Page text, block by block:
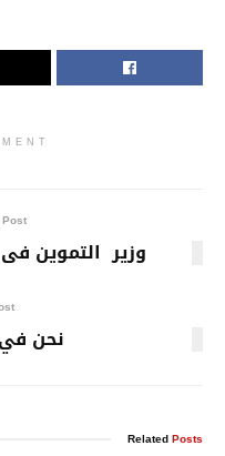
وزير التموين فى
نحن
RelatedPosts